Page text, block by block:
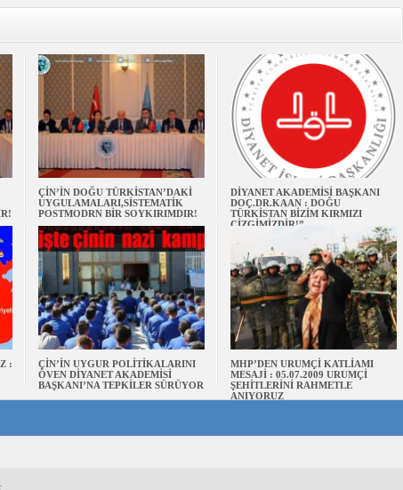
ÇİN’İN DOĞU TÜRKİSTAN’DAKİ
UYGULAMALARI,SİSTEMATİK
POSTMODRN BİR SOYKIRIMDIR!
DİYANET AKADEMİSİ BAŞKANI
DOÇ.DR.KAAN : DOĞU
TÜRKİSTAN BİZİM KIRMIZI
ÇİZGİMİZDİR!”
:
ÇİN’İN UYGUR POLİTİKALARINI
ÖVEN DİYANET AKADEMİSİ
BAŞKANI’NA TEPKİLER SÜRÜYOR
MHP’DEN URUMÇİ KATLİAMI
MESAJİ : 05.07.2009 URUMÇİ
ŞEHİTLERİNİ RAHMETLE
ANIYORUZ